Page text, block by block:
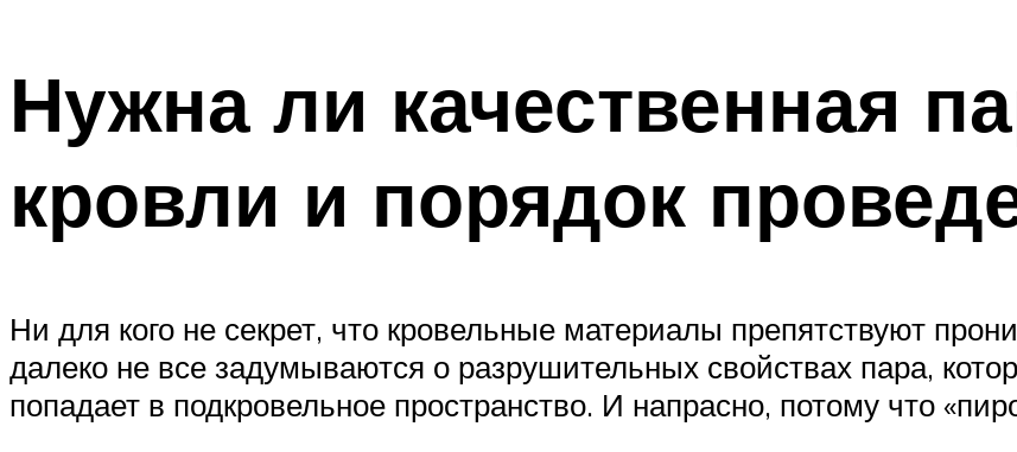
Нужна ли качественная
кровли и порядок
Ни для кого не секрет, что кровельные материалы препятствуют
далеко не все задумываются о разрушительных свойствах пара,
попадает в подкровельное пространство. И напрасно, потому что